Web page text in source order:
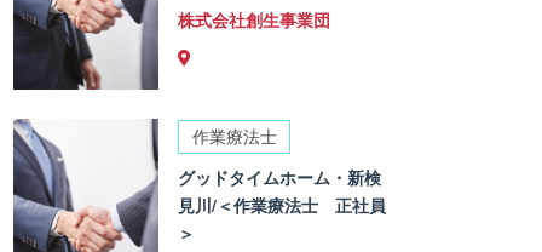
株式会社創生事業団
作業療法士
グッドタイムホーム・新検
見川/＜作業療法士 正社員
＞